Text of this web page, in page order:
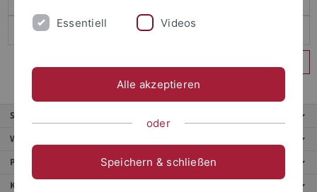
Service
Weitere Angebote
Portale
Kontaktinfo
Essentiell Videos
Alle akzeptieren
oder
Speichern & schließen